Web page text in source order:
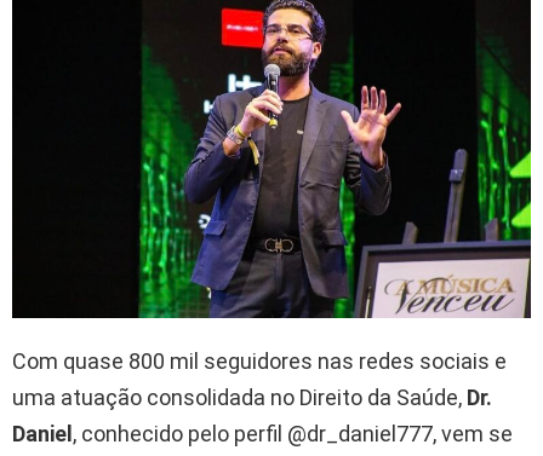
Com quase 800 mil seguidores nas redes sociais e
uma atuação consolidada no Direito da Saúde, Dr.
Daniel , conhecido pelo perfil @dr_daniel777, vem se